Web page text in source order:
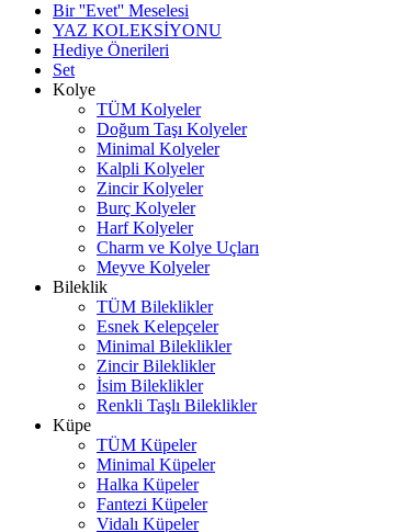
Bir ''Evet'' Meselesi
YAZ KOLEKSİYONU
Hediye Önerileri
Set
Kolye
TÜM Kolyeler
Doğum Taşı Kolyeler
Minimal Kolyeler
Kalpli Kolyeler
Zincir Kolyeler
Burç Kolyeler
Harf Kolyeler
Charm ve Kolye Uçları
Meyve Kolyeler
Bileklik
TÜM Bileklikler
Esnek Kelepçeler
Minimal Bileklikler
Zincir Bileklikler
İsim Bileklikler
Renkli Taşlı Bileklikler
Küpe
TÜM Küpeler
Minimal Küpeler
Halka Küpeler
Fantezi Küpeler
Vidalı Küpeler